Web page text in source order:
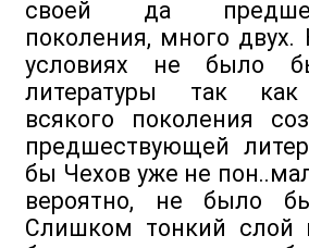
своей да
поколения, много двух.
условиях не было
литературы так как
всякого поколения
предшествующей
бы Чехов уже не
вероятно, не было
Слишком тонкий слой